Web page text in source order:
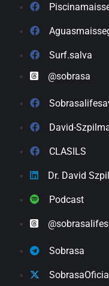
Surf.salva
@sobrasa
David-
CLASILS
Dr. David
Podcast
Sobrasa